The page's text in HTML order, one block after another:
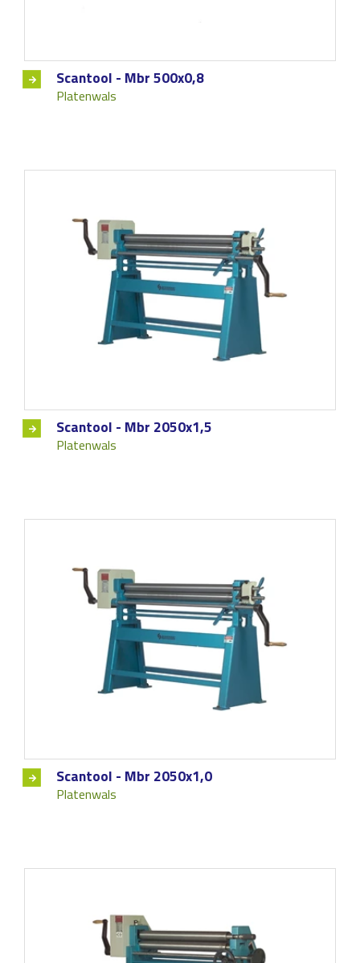
Scantool - Mbr 500x0,8
Platenwals
Scantool - Mbr 2050x1,5
Platenwals
Scantool - Mbr 2050x1,0
Platenwals